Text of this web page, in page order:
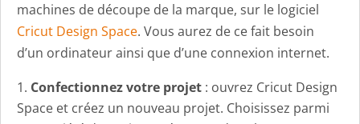
machines de découpe de la marque, sur le logiciel
Cricut Design Space. Vous aurez de ce fait besoin
d’un ordinateur ainsi que d’une connexion internet.
Confectionnez votre projet : ouvrez Cricut Design
Space et créez un nouveau projet. Choisissez parmi